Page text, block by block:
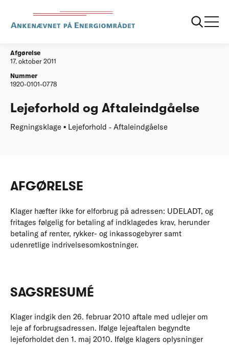
Afgørelser 20111017 Lejeforhold
Afgørelse
17. oktober 2011
Nummer
1920-0101-0778
Lejeforhold og Aftaleindgåelse
Regningsklage ▪ Lejeforhold ‐ Aftaleindgåelse
AFGØRELSE
Klager hæfter ikke for elforbrug på adressen: UDELADT, og
fritages følgelig for betaling af indklagedes krav, herunder
betaling af renter, rykker- og inkassogebyrer samt
udenretlige indrivelsesomkostninger.
SAGSRESUMÉ
Klager indgik den 26. februar 2010 aftale med udlejer om
leje af forbrugsadressen. Ifølge lejeaftalen begyndte
lejeforholdet den 1. maj 2010. Ifølge klagers oplysninger